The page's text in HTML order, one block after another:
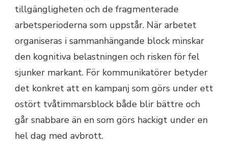
tillgängligheten och de fragmenterade
arbetsperioderna som uppstår. När arbetet
organiseras i sammanhängande block minskar
den kognitiva belastningen och risken för fel
sjunker markant. För kommunikatörer betyder
det konkret att en kampanj som görs under ett
ostört tvåtimmarsblock både blir bättre och
går snabbare än en som görs hackigt under en
hel dag med avbrott.